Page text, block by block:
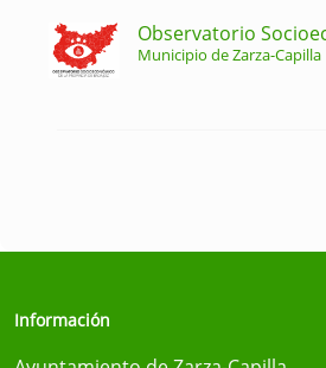
Observatorio
Municipio de Zarza-Capilla
Información